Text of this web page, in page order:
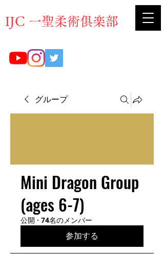
​IJC 一聖柔術俱楽部
グループ
Mini Dragon Group
(ages 6-7)
公開 · 74名のメンバー
参加する